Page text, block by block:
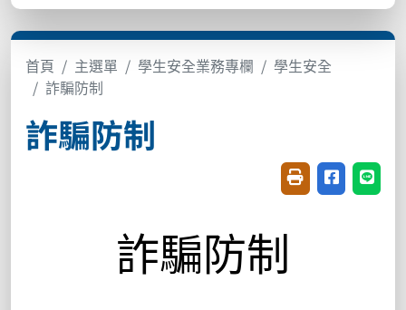
首頁 主選單 學生安全業務專欄
學生安全
詐騙防制
詐騙防制
友善列印(開新視
分享至臉書
分享
詐騙防制